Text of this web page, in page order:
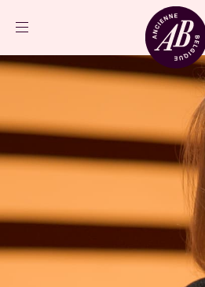
Agenda
Projets
Actualités
Infos visiteurs